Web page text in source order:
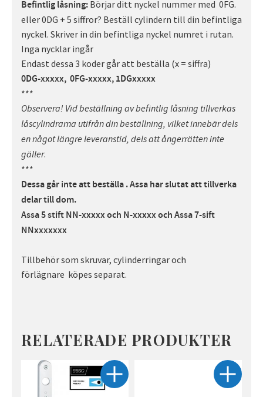
Befintlig låsning: Börjar ditt nyckel nummer med 0FG.
eller 0DG + 5 siffror? Beställ cylindern till din befintliga
nyckel. Skriver in din befintliga nyckel numret i rutan.
Inga nycklar ingår
Endast dessa 3 koder går att beställa (x = siffra)
0DG-xxxxx, 0FG-xxxxx,1DGxxxxx
***
Observera! Vid beställning av befintlig låsning tillverkas
låscylindrarna utifrån din beställning, vilket innebär dels
en något längre leveranstid, dels att ångerrätten inte
gäller.
***
Dessa går inte att beställa . Assa har slutat att tillverka
delar till dom.
Assa 5 stift NN-xxxxxoch N-xxxxxoch Assa 7-sift
NNxxxxxxx
Tillbehör som skruvar, cylinderringar och
förlägnare köpes separat.
RELATERADE PRODUKTER